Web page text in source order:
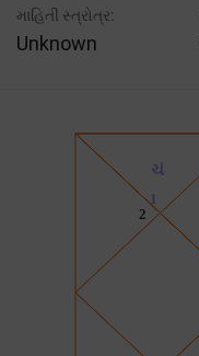
માહિતી સ્ત્રોત્ર:
Unknown